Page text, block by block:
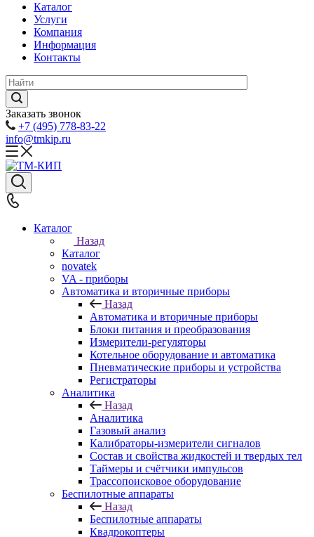
Каталог
Услуги
Компания
Информация
Контакты
Заказать звонок
+7 (495) 778-83-22
info@tmkip.ru
Каталог
Назад
Каталог
novatek
VA - приборы
Автоматика и вторичные приборы
Назад
Автоматика и вторичные приборы
Блоки питания и преобразования
Измерители-регуляторы
Котельное оборудование и автоматика
Пневматические приборы и устройства
Регистраторы
Аналитика
Назад
Аналитика
Газовый анализ
Калибраторы-измерители сигналов
Состав и свойства жидкостей и твердых тел
Таймеры и счётчики импульсов
Трассопоисковое оборудование
Беспилотные аппараты
Назад
Беспилотные аппараты
Квадрокоптеры